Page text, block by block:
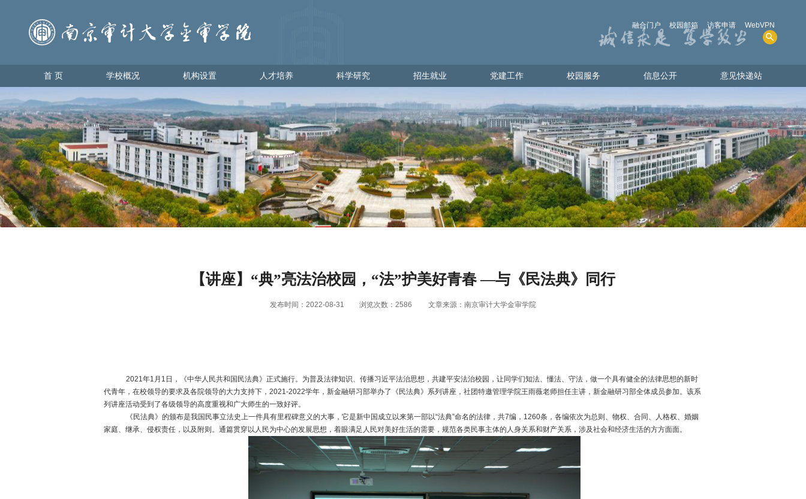
融合门户 校园邮箱 访客申请 WebVPN
首 页 学校概况
学校简介
理事会领导
学校领导
办学理念
校园地图
金审美景
金审标识
机构设置 人才培养
教育教学
学生管理
科学研究
科研管理
科研动态
招生就业
出彩金审人
招生网
就业网
党建工作
党建通知
党员发展
党员教育
党员管理
党校工作
党日活动
政策文件
下载专区
校园服务
人才招聘
图书资源
电话查询
共享物资
信息公开
学院概况
招生考试
财务、资产及收费
人事师资
教学质量
学生管理服务
学位、学科
实验室安全
意见快递站
首 页 学校概况 机构设置 人才培养 科学研究 招生就业 党建工作 校园服务 信息公开 意见快递站
【讲座】“典”亮法治校园，“法”护美好青春 —与《民法典》同行
发布时间：2022-08-31 浏览次数： 2586 文章来源：南京审计大学金审学院
2021年1 月 1 日，《中华人民共和国民法典》正式施行。为普及法律知识、传播习近平法治思想，共建平安法治校园，让同学们知法、懂法、守法，做一个具有健全的法律思想的新时
代青年，在校领导的要求及各院领导的大力支持下， 2021-2022学年，新金融研习部举办了《民法典》系列讲座，社团特邀管理学院王雨薇老师担任主讲，新金融研习部全体成员参加。该系
列讲座活动受到了各级领导的高度重视和广大师生的一致好评。
《民法典》的颁布是我国民事立法史上一件具有里程碑意义的大事，它是新中国成立以来第一部以“法典”命名的法律，共7编， 1260条，各编依次为总则、物权、合同、人格权、婚姻
家庭、继承、侵权责任，以及附则。通篇贯穿以人民为中心的发展思想，着眼满足人民对美好生活的需要，规范各类民事主体的人身关系和财产关系，涉及社会和经济生活的方方面面。